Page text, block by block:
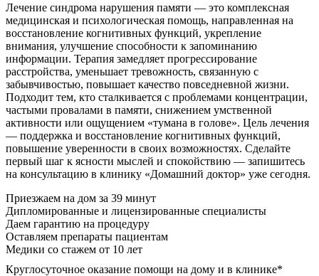
Лечение синдрома нарушения памяти — это комплексная
медицинская и психологическая помощь, направленная на
восстановление когнитивных функций, укрепление
внимания, улучшение способности к запоминанию
информации. Терапия замедляет прогрессирование
расстройства, уменьшает тревожность, связанную с
забывчивостью, повышает качество повседневной жизни.
Подходит тем, кто сталкивается с проблемами концентрации,
частыми провалами в памяти, снижением умственной
активности или ощущением «тумана в голове». Цель лечения
— поддержка и восстановление когнитивных функций,
повышение уверенности в своих возможностях. Сделайте
первый шаг к ясности мыслей и спокойствию — запишитесь
на консультацию в клинику «Домашний доктор» уже сегодня.
Приезжаем на дом за 39 минут
Дипломированные и лицензированные специалисты
Даем гарантию на процедуру
Оставляем препараты пациентам
Медики со стажем от 10 лет
Круглосуточное оказание помощи на дому и в клинике*